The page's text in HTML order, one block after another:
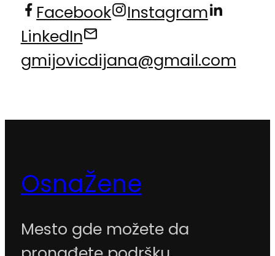
Facebook
Instagram
LinkedIn
gmijovicdijana@gmail.com
OsnaŽene
Mesto gde možete da